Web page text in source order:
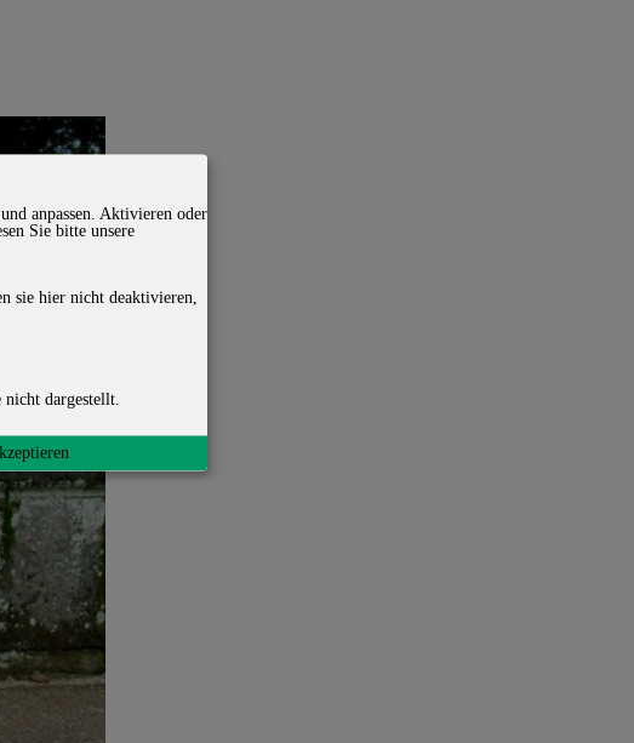
anpassen. Aktivieren oder
Sie bitte unsere
sie hier nicht deaktivieren,
dargestellt.